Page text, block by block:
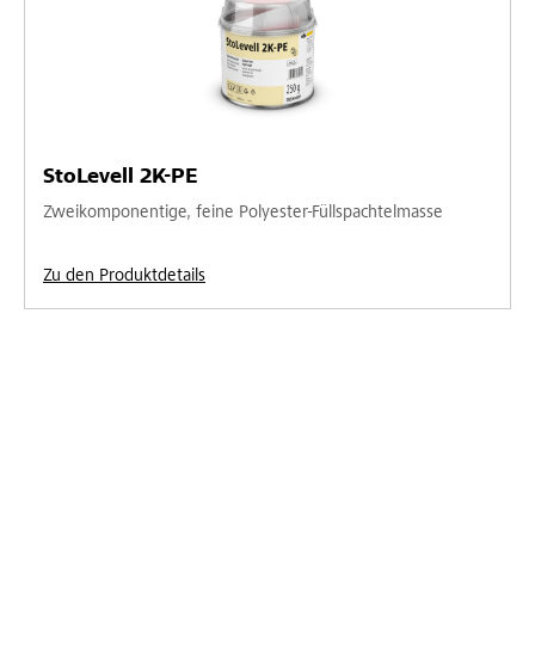
StoLevell 2K-PE
Zweikomponentige, feine Polyester-Füllspachtelmasse
Zu den Produktdetails